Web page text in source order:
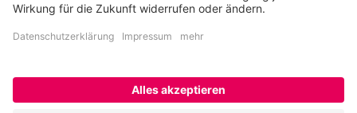
Laufend die Welt erleben! ®